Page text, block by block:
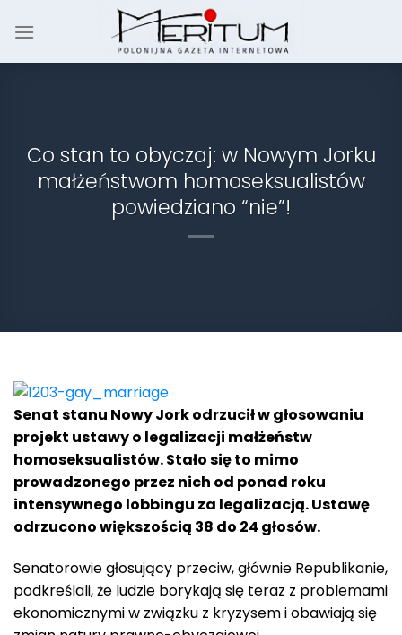
Co stan to obyczaj: w Nowym Jorku
małżeństwom homoseksualistów
powiedziano “nie”!
Senat stanu Nowy Jork odrzucił w głosowaniu
projekt ustawy o legalizacji małżeństw
homoseksualistów. Stało się to mimo
prowadzonego przez nich od ponad roku
intensywnego lobbingu za legalizacją. Ustawę
odrzucono większością 38 do 24 głosów.
Senatorowie głosujący przeciw, głównie Republikanie,
podkreślali, że ludzie borykają się teraz z problemami
ekonomicznymi w związku z kryzysem i obawiają się